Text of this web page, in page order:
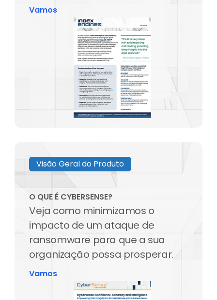
Vamos
Visão Geral do Produto
O QUE É CYBERSENSE?
Veja como minimizamos o
impacto de um ataque de
ransomware para que a sua
organização possa prosperar.
Vamos